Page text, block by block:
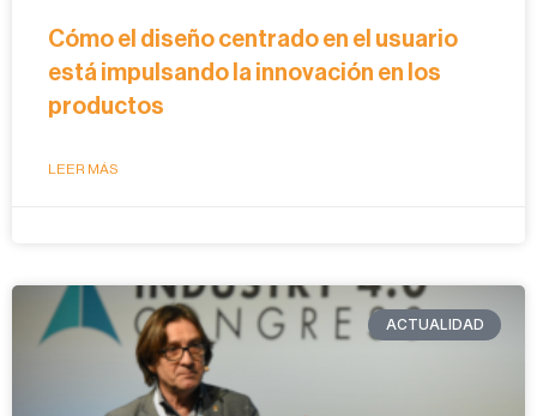
Cómo el diseño centrado en el usuario
está impulsando la innovación en los
productos
LEER MÁS
ACTUALIDAD